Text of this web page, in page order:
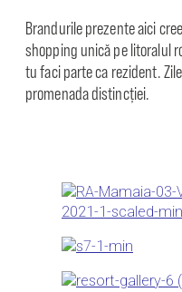
Brandurile prezente aici
shopping unică pe litoralul
tu faci parte ca rezident.
promenada distincției.